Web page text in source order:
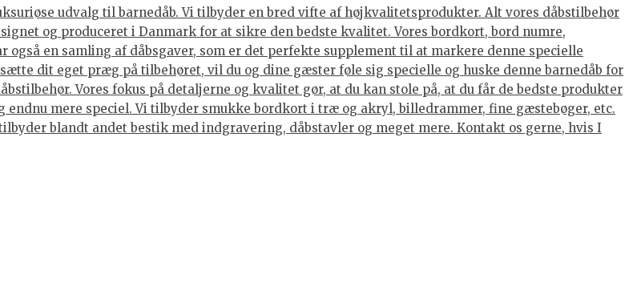
udvalg til barnedåb. Vi tilbyder en bred vifte af højkvalitetsprodukter. Alt vores dåbstilbehør
og produceret i Danmark for at sikre den bedste kvalitet. Vores bordkort, bord numre,
en samling af dåbsgaver, som er det perfekte supplement til at markere denne specielle
dit eget præg på tilbehøret, vil du og dine gæster føle sig specielle og huske denne barnedåb for
Vores fokus på detaljerne og kvalitet gør, at du kan stole på, at du får de bedste produkter
mere speciel. Vi tilbyder smukke bordkort i træ og akryl, billedrammer, fine gæstebøger, etc.
blandt andet bestik med indgravering, dåbstavler og meget mere. Kontakt os gerne, hvis I